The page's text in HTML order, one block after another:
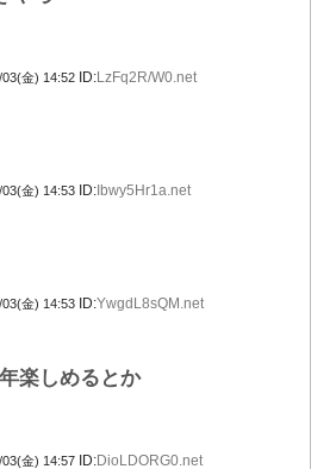
金) 14:52 ID:LzFq2R/W0.net
金) 14:53 ID: Ibwy5Hr1a.net
金) 14:53 ID:YwgdL8sQM.net
楽しめるとか
金) 14:57 ID:DioLDORG0.net